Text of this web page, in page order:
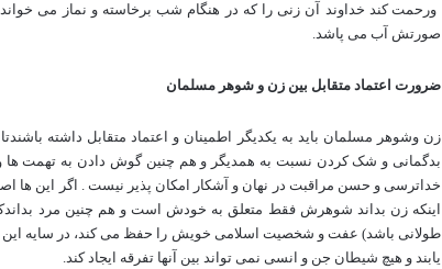
ورحمت کند خداوند آن زنی را که در هنگام شب برخاسته و نماز می
صورتش آب می پاشد.
ضرورت اعتماد متقابل بین زن و شوهر مسلمان
زن وشوهر مسلمان باید به یکدیگر اطمینان و اعتماد متقابل داشته
بدگمانی و شک کردن نسبت به همدیگر و هم چنین گوش دادن به تهمت ها و
خداترسی و حسن مراقبت در نهان و آشکار امکان پذیر نیست . اگر این ها
اینکه زن بداند شوهرش فقط متعلق به خودش است و هم چنین مرد
طولانی باشد) عفت و شخصیت اسلامی خویش را حفظ می کند، در سایه
یابند و هیچ شیطان جن و انسی نمی تواند بین آنها تفرقه ایجاد کند.